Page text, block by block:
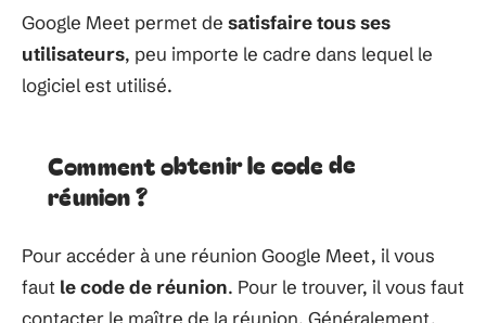
Google Meet permet de satisfaire tous ses
utilisateurs, peu importe le cadre dans lequel le
logiciel est utilisé.
Comment obtenir le code de
réunion ?
Pour accéder à une réunion Google Meet, il vous
faut le code de réunion. Pour le trouver, il vous faut
contacter le maître de la réunion. Généralement,